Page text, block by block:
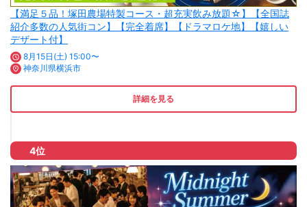
【満足５品！塚田農場特製コース・超充実飲み放題☆】【全国誌
紹介多数の人気街コン】【完全着席】【ドラマロケ地】【嬉しい
デザート付】
8月15日(土) 15:00〜
神奈川県横浜市
詳細を見る
4位